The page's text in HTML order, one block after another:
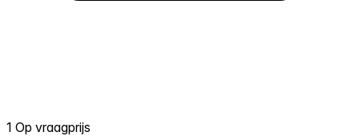
1 Op vraagprijs